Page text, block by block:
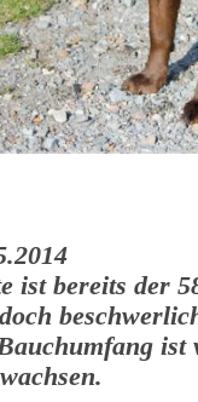
ist bereits der
ist